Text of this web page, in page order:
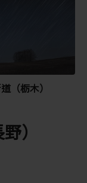
（栃木）
）